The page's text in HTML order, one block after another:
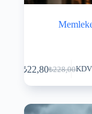
₺228,00
₺22,80